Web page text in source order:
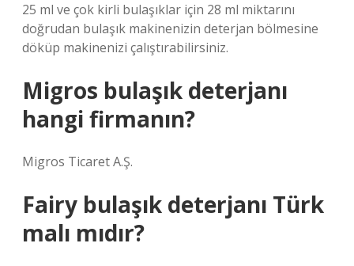
25 ml ve çok kirli bulaşıklar için 28 ml miktarını
doğrudan bulaşık makinenizin deterjan bölmesine
döküp makinenizi çalıştırabilirsiniz.
Migros bulaşık deterjanı
hangi firmanın?
Migros Ticaret A.Ş.
Fairy bulaşık deterjanı Türk
malı mıdır?